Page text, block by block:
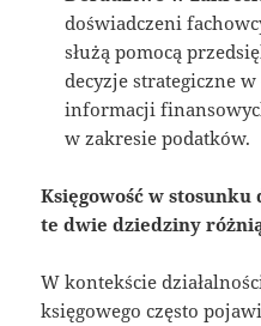
doświadczeni
służą pomocą
decyzje strategiczne
informacji
w zakresie podatków.
Księgowość w
te dwie dziedziny
W kontekście
księgowego często